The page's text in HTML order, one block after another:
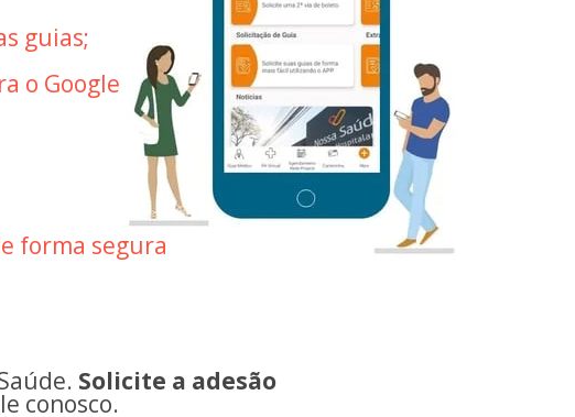
guias;
o Google
forma segura
Solicite a adesão
conosco.